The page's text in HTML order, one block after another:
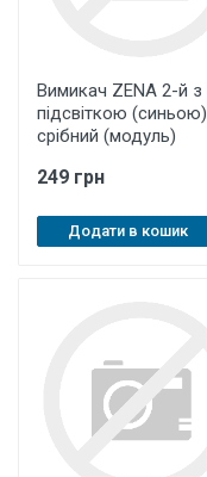
Вимикач ZENA 2-й з
підсвіткою (синьою)
срібний (модуль)
249 грн
Додати в кошик